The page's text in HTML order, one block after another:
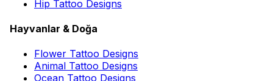
Hip Tattoo Designs
Hayvanlar & Doğa
Flower Tattoo Designs
Animal Tattoo Designs
Ocean Tattoo Designs